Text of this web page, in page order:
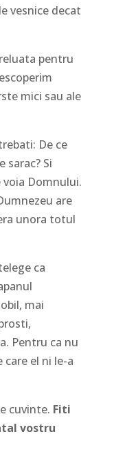
vesnice decat
pentru
mici sau ale
De ce
sarac? Si
voia Domnului.
are
unora totul
ca
mai
Pentru ca nu
el ni le-a
cuvinte. Fiti
vostru